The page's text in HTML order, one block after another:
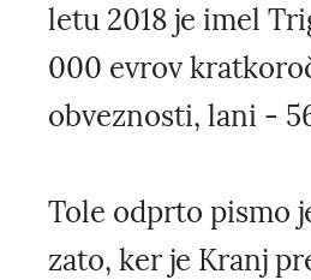
letu 2018 je imel
000 evrov
obveznosti, lani -
Tole odprto pismo
zato, ker je Kranj